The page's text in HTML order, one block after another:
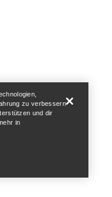
zu verbessern
und dir
in